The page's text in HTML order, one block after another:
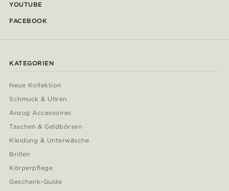
YOUTUBE
FACEBOOK
KATEGORIEN
Neue Kollektion
Schmuck & Uhren
Anzug Accessoires
Taschen & Geldbörsen
Kleidung & Unterwäsche
Brillen
Körperpflege
Geschenk-Guide